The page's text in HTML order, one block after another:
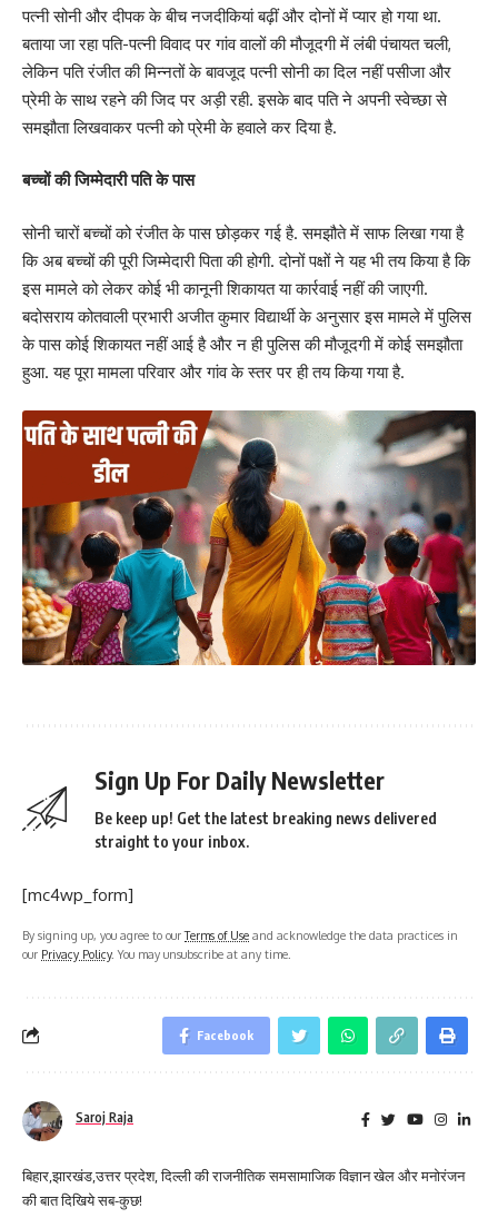
पत्नी सोनी और दीपक के बीच नजदीकियां बढ़ीं और दोनों में प्यार हो गया था.
बताया जा रहा पति-पत्नी विवाद पर गांव वालों की मौजूदगी में लंबी पंचायत चली,
लेकिन पति रंजीत की मिन्नतों के बावजूद पत्नी सोनी का दिल नहीं पसीजा और
प्रेमी के साथ रहने की जिद पर अड़ी रही. इसके बाद पति ने अपनी स्वेच्छा से
समझौता लिखवाकर पत्नी को प्रेमी के हवाले कर दिया है.
बच्चों की जिम्मेदारी पति के पास
सोनी चारों बच्चों को रंजीत के पास छोड़कर गई है. समझौते में साफ लिखा गया है
कि अब बच्चों की पूरी जिम्मेदारी पिता की होगी. दोनों पक्षों ने यह भी तय किया है कि
इस मामले को लेकर कोई भी कानूनी शिकायत या कार्रवाई नहीं की जाएगी.
बदोसराय कोतवाली प्रभारी अजीत कुमार विद्यार्थी के अनुसार इस मामले में पुलिस
के पास कोई शिकायत नहीं आई है और न ही पुलिस की मौजूदगी में कोई समझौता
हुआ. यह पूरा मामला परिवार और गांव के स्तर पर ही तय किया गया है.
Sign Up For Daily Newsletter
Be keep up! Get the latest breaking news delivered
straight to your inbox.
[mc4wp_form]
By signing up, you agree to ourTerms of Use and acknowledge the data practices in
our Privacy Policy. You may unsubscribe at any time.
Facebook
Saroj Raja
बिहार,झारखंड,उत्तर प्रदेश, दिल्ली की राजनीतिक समसामाजिक विज्ञान खेल और मनोरंजन
की बात दिखिये सब-कुछ!